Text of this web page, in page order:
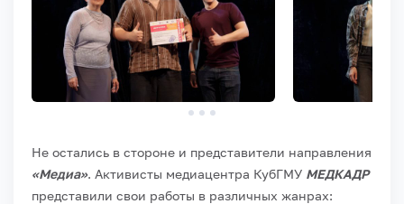
Не остались в стороне и представители направления
«Медиа». Активисты медиацентра КубГМУ МЕДКАДР
представили свои работы в различных жанрах: